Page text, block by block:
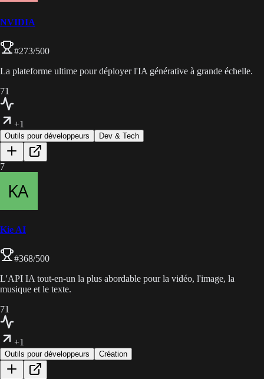
NVIDIA
#273/500
La plateforme ultime pour déployer l'IA générative à grande échelle.
71
+1
Outils pour développeurs Dev & Tech
7
Kie AI
#368/500
L'API IA tout-en-un la plus abordable pour la vidéo, l'image, la
musique et le texte.
71
+1
Outils pour développeurs Création